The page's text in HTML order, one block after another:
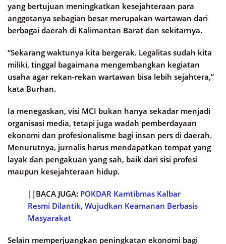
yang bertujuan meningkatkan kesejahteraan para
anggotanya sebagian besar merupakan wartawan dari
berbagai daerah di Kalimantan Barat dan sekitarnya.
“Sekarang waktunya kita bergerak. Legalitas sudah kita
miliki, tinggal bagaimana mengembangkan kegiatan
usaha agar rekan-rekan wartawan bisa lebih sejahtera,”
kata Burhan.
Ia menegaskan, visi MCI bukan hanya sekadar menjadi
organisasi media, tetapi juga wadah pemberdayaan
ekonomi dan profesionalisme bagi insan pers di daerah.
Menurutnya, jurnalis harus mendapatkan tempat yang
layak dan pengakuan yang sah, baik dari sisi profesi
maupun kesejahteraan hidup.
||BACA JUGA: POKDAR Kamtibmas Kalbar
Resmi Dilantik, Wujudkan Keamanan Berbasis
Masyarakat
Selain memperjuangkan peningkatan ekonomi bagi